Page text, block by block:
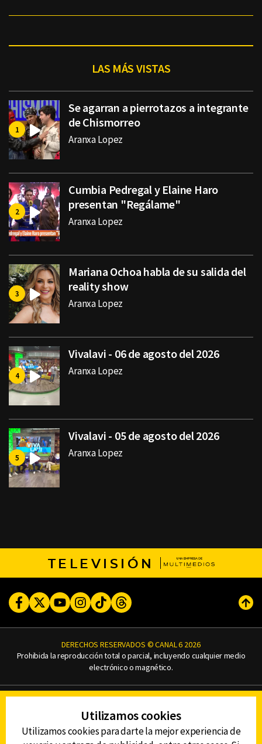
LAS MÁS VISTAS
Se agarran a pierrotazos a integrante
de Chismorreo
Aranxa Lopez
Cumbia Pedregal y Elaine Haro
presentan "Regálame"
Aranxa Lopez
Mariana Ochoa habla de su salida del
reality show
Aranxa Lopez
Vivalavi - 06 de agosto del 2026
Aranxa Lopez
Vivalavi - 05 de agosto del 2026
Aranxa Lopez
TELEVISIÓN
FacebookTwitterYoutubeInstagram
TikTokThreads
DERECHOS RESERVADOS © CANAL 6 2026
Prohibida la reproducción total o parcial, incluyendo cualquier medio
electrónico o magnético.
AVISO DE PRIVACIDAD
AVISO LEGAL
DEFENSORÍA DE LAS AUDIENCIAS
Utilizamos cookies
Utilizamos cookies para darte la mejor experiencia de